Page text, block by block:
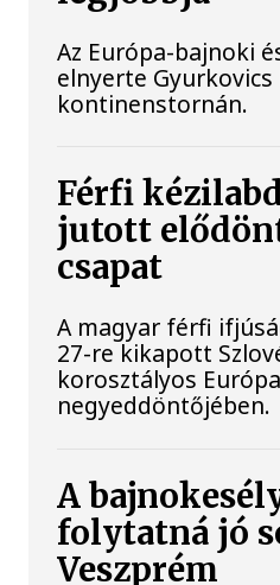
Az Európa-bajnoki
elnyerte
kontinenstornán.
Férfi
jutott
csapat
A magyar férfi
27-re kikapott
korosztályos
negyeddöntőjében.
A
folytatná jó
Veszprém